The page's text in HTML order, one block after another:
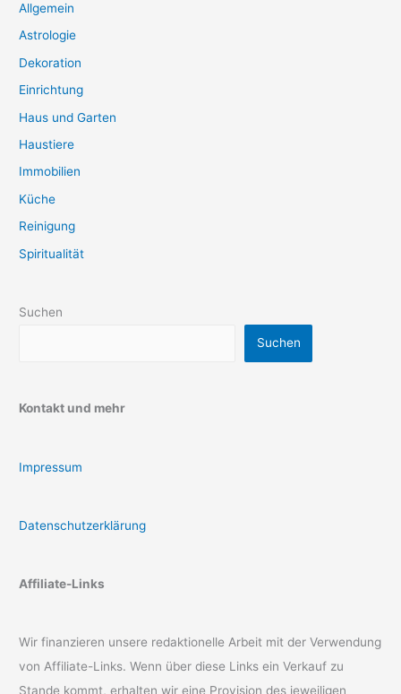
Allgemein
Astrologie
Dekoration
Einrichtung
Haus und Garten
Haustiere
Immobilien
Küche
Reinigung
Spiritualität
Suchen
Suchen
Kontakt und mehr
Impressum
Datenschutzerklärung
Affiliate-Links
Wir finanzieren unsere redaktionelle Arbeit mit der Verwendung
von Affiliate-Links. Wenn über diese Links ein Verkauf zu
Stande kommt, erhalten wir eine Provision des jeweiligen